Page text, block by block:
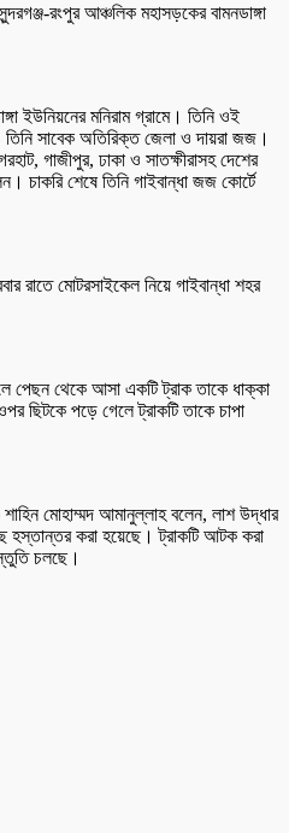
রংপুর আঞ্চলিক মহাসড়কের বামনডাঙ্গা
ইউনিয়নের মনিরাম গ্রামে। তিনি ওই
সাবেক অতিরিক্ত জেলা ও দায়রা জজ।
গাজীপুর, ঢাকা ও সাতক্ষীরাসহ দেশের
চাকরি শেষে তিনি গাইবান্ধা জজ কোর্টে
রাতে মোটরসাইকেল নিয়ে গাইবান্ধা শহর
পেছন থেকে আসা একটি ট্রাক তাকে ধাক্কা
ছিটকে পড়ে গেলে ট্রাকটি তাকে চাপা
শাহিন মোহাম্মদ আমানুল্লাহ বলেন, লাশ উদ্ধার
হস্তান্তর করা হয়েছে। ট্রাকটি আটক করা
চলছে।